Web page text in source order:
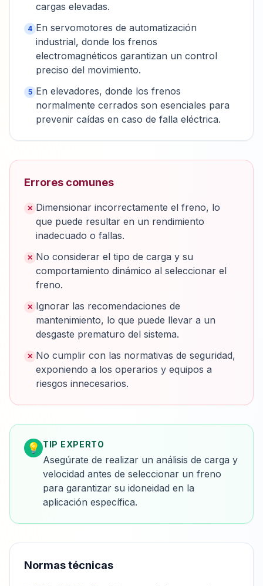
cargas elevadas.
4 En servomotores de automatización
industrial, donde los frenos
electromagnéticos garantizan un control
preciso del movimiento.
5 En elevadores, donde los frenos
normalmente cerrados son esenciales para
prevenir caídas en caso de falla eléctrica.
Errores comunes
✕ Dimensionar incorrectamente el freno, lo
que puede resultar en un rendimiento
inadecuado o fallas.
✕ No considerar el tipo de carga y su
comportamiento dinámico al seleccionar el
freno.
✕ Ignorar las recomendaciones de
mantenimiento, lo que puede llevar a un
desgaste prematuro del sistema.
✕ No cumplir con las normativas de seguridad,
exponiendo a los operarios y equipos a
riesgos innecesarios.
💡 TIP EXPERTO
Asegúrate de realizar un análisis de carga y
velocidad antes de seleccionar un freno
para garantizar su idoneidad en la
aplicación específica.
Normas técnicas